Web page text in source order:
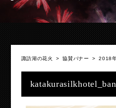
諏訪湖の花火 >協賛バナー >2018